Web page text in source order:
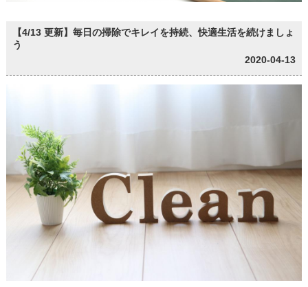
【4/13 更新】毎日の掃除でキレイを持続、快適生活を続けましょ
う
2020-04-13